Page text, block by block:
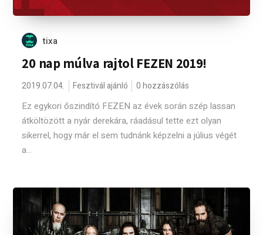
tixa
20 nap múlva rajtol FEZEN 2019!
2019.07.04. Fesztivál ajánló 0 hozzászólás
Ez egykori őszindító FEZEN az évek során szép lassan
átköltözött a nyár derekára, ráadásul tette ezt olyan
sikerrel, hogy már el sem tudnánk képzelni a július végét
a...